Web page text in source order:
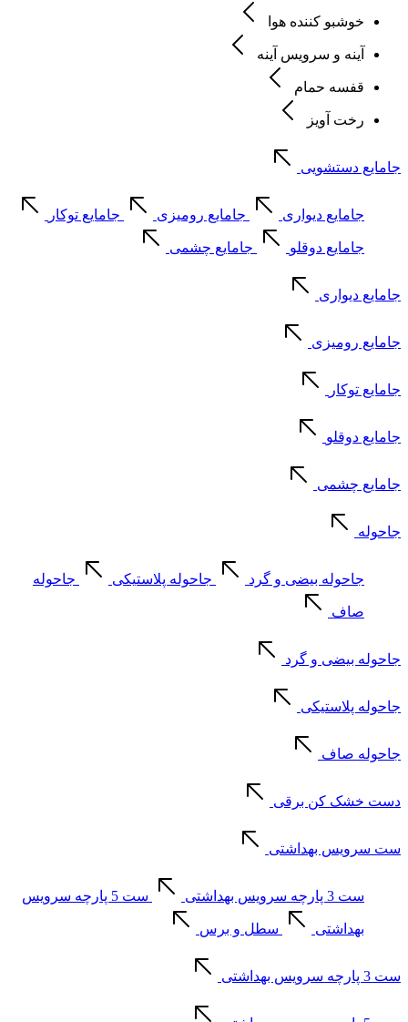
خوشبو کننده هوا
آینه و سرویس آینه
قفسه حمام
رخت آویز
جامایع دستشویی
جامایع دیواری جامایع رومیزی جامایع توکار
جامایع دوقلو جامایع چشمی
جامایع دیواری
جامایع رومیزی
جامایع توکار
جامایع دوقلو
جامایع چشمی
جاحوله
جاحوله بیضی و گرد جاحوله پلاستیکی جاحوله
صاف
جاحوله بیضی و گرد
جاحوله پلاستیکی
جاحوله صاف
دست خشک کن برقی
ست سرویس بهداشتی
ست 3 پارچه سرویس بهداشتی ست 5 پارچه سرویس
بهداشتی سطل و برس
ست 3 پارچه سرویس بهداشتی